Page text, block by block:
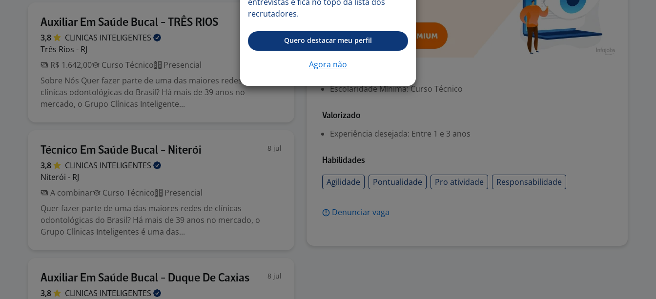
Auxiliar Em Saúde Bucal - TRÊS RIOS
3,8 CLINICAS INTELIGENTES
Três Rios - RJ
R$ 1.642,00
Curso Técnico
Presencial
Sobre Nós Quer fazer parte de uma das maiores redes de
clínicas odontológicas do Brasil? Há mais de 39 anos no
mercado, o Grupo Clínicas Inteligente...
Técnico Em Saúde Bucal - Niterói 8 jul
3,8 CLINICAS INTELIGENTES
Niterói - RJ
A combinar
Curso Técnico
Presencial
Quer fazer parte de uma das maiores redes de clínicas
odontológicas do Brasil? Há mais de 39 anos no mercado, o
Grupo Clínicas Inteligentes é uma das...
Auxiliar Em Saúde Bucal - Duque De Caxias 8 jul
3,8 CLINICAS INTELIGENTES
Exigências
Escolaridade Mínima: Curso Técnico
Valorizado
Experiência desejada: Entre 1 e 3 anos
Habilidades
Agilidade Pontualidade Pro atividade Responsabilidade
Denunciar vaga
recrutadores.
Quero destacar meu perfil
Agora não